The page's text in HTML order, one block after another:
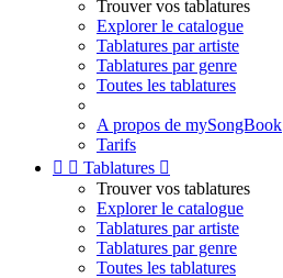
Trouver vos tablatures
Explorer le catalogue
Tablatures par artiste
Tablatures par genre
Toutes les tablatures
A propos de mySongBook
Tarifs
  Tablatures 
Trouver vos tablatures
Explorer le catalogue
Tablatures par artiste
Tablatures par genre
Toutes les tablatures